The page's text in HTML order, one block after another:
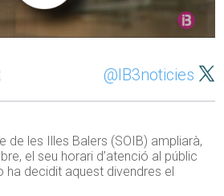
@IB3noticies
de les Illes Balers (SOIB) ampliarà,
el seu horari d’atenció al públic
ha decidit aquest divendres el